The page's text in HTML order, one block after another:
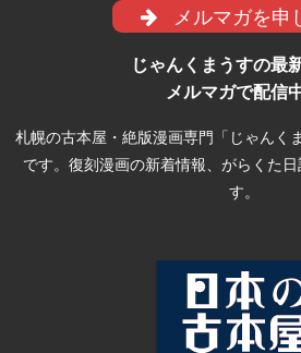
メルマガを申
じゃんくまうすの最
メルマガで配信
札幌の古本屋・絶版漫画専門「じゃんく
です。復刻漫画の新着情報、がらくた
す。